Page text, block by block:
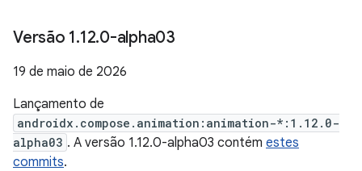
Versão 1.12.0-alpha03
19 de maio de 2026
Lançamento de
androidx.compose.animation:animation-*:1.12.0-
alpha03 . A versão 1.12.0-alpha03 contém estes
commits.